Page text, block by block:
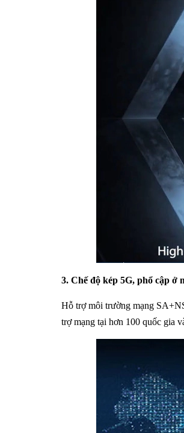
3. Chế độ kép 5G, phổ cập ở
Hỗ trợ môi trường mạng
trợ mạng tại hơn 100 quốc gia